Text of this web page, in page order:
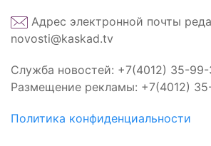
Адрес электронной почты
novosti@kaskad.tv
Служба новостей: +7(4012) 35-
Размещение рекламы: +7(4012)
Политика конфиденциальности